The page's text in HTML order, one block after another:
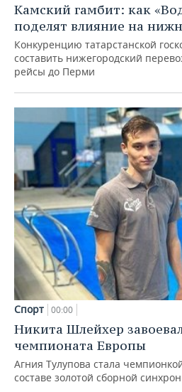
Камский гамбит: как
поделят влияние на
Конкуренцию татарстанской
составить нижегородский
рейсы до Перми
Спорт 00:00
Никита Шлейхер
чемпионата Европы
Агния Тулупова стала
составе золотой сборной